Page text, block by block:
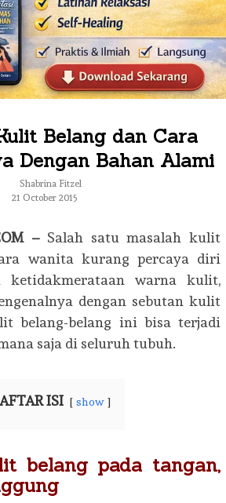
Belang dan Cara
Dengan Bahan Alami
Shabrina Fitzel
21 October 2015
–Salah satu masalah kulit
wanita kurang percaya diri
ketidakmerataan warna kulit,
dengan sebutan kulit
belang-belang ini bisa terjadi
saja di seluruh tubuh.
ISI show
belang pada tangan,